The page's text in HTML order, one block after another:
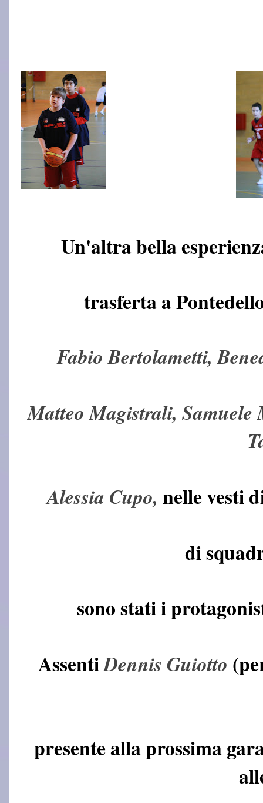
Un'altra bella
trasferta a
Fabio Bertolametti,
Matteo Magistrali, Samuele
Alessia Cupo, nelle vesti
di
sonostatii
AssentiDennis Guiotto
presente alla prossima